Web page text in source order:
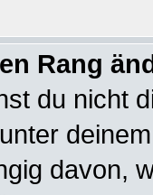
Rang
du nicht
davon,